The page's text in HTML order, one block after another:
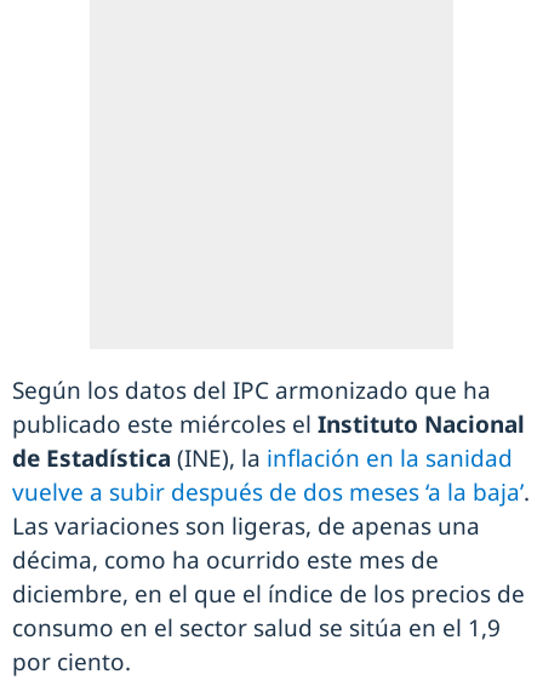
Según los datos del IPC armonizado que ha
publicado este miércoles el Instituto Nacional
de Estadística (INE), la inflación en la sanidad
vuelve a subir después de dos meses ‘a la baja’.
Las variaciones son ligeras, de apenas una
décima, como ha ocurrido este mes de
diciembre, en el que el índice de los precios de
consumo en el sector salud se sitúa en el 1,9
por ciento.